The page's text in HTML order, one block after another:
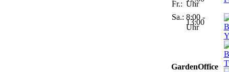
Fr.:
Sa.:
Uhr
8:00 -
13:00
Uhr
GardenOffice